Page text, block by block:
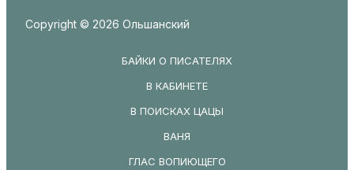
Copyright © 2026 Ольшанский
БАЙКИ О ПИСАТЕЛЯХ
В КАБИНЕТЕ
В ПОИСКАХ ЦАЦЫ
ВАНЯ
ГЛАС ВОПИЮЩЕГО